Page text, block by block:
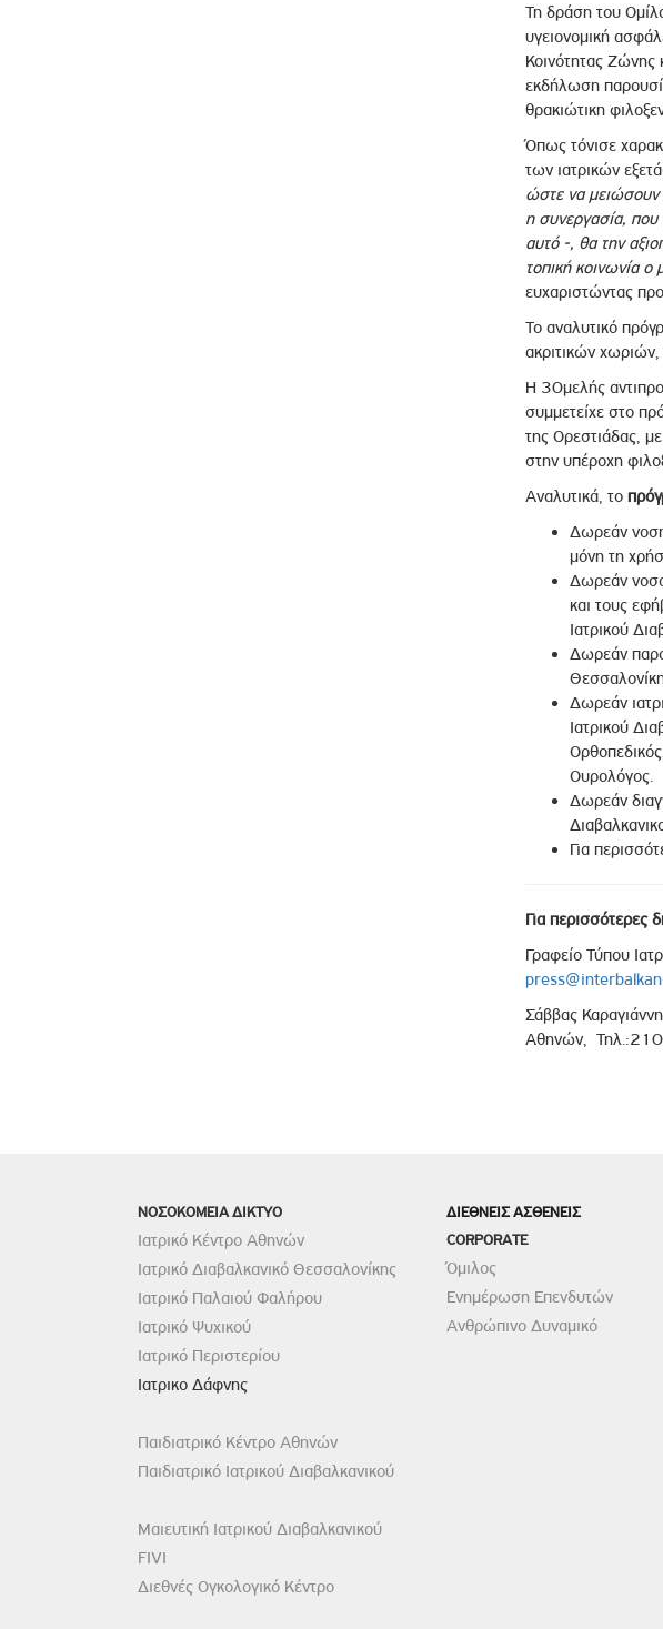
Τη δράση του
υγειονομική
Κοινότητας Ζώνης
εκδήλωση
θρακιώτικη
Όπως τόνισε
των ιατρικών
ώστε να μειώσουν
η συνεργασία, που
αυτό -, θα την
τοπική κοινωνία
ευχαριστώντας
Το αναλυτικό
ακριτικών
Η 30μελής
συμμετείχε στο
της Ορεστιάδας,
στην υπέροχη
Αναλυτικά, το
Δωρεάν
μόνη τη
Δωρεάν
και τους
Ιατρικού
Δωρεάν
Δωρεάν
Ιατρικού
Ουρολόγος.
Δωρεάν
Για
Για περισσότερες
Γραφείο Τύπου
Σάββας
Αθηνών,
ΝΟΣΟΚΟΜΕΙΑ ΔΙΚΤΥΟ
Ιατρικό Κέντρο Αθηνών
Ιατρικό Διαβαλκανικό Θεσσαλονίκης
Ιατρικό Παλαιού Φαλήρου
Ιατρικό Ψυχικού
Ιατρικό Περιστερίου
Ιατρικο Δάφνης
Παιδιατρικό Κέντρο Αθηνών
Παιδιατρικό Ιατρικού Διαβαλκανικού
Μαιευτική Ιατρικού Διαβαλκανικού
FIVI
Διεθνές Ογκολογικό Κέντρο
ΔΙΕΘΝΕΙΣ ΑΣΘΕΝΕΙΣ
CORPORATE
Όμιλος
Ενημέρωση Επενδυτών
Ανθρώπινο Δυναμικό